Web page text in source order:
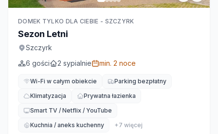
DOMEK TYLKO DLA CIEBIE - SZCZYRK
Sezon Letni
Szczyrk
6 gości 2 sypialnie min. 2 noce
Wi-Fi w całym obiekcie
Parking bezpłatny
Klimatyzacja
Prywatna łazienka
Smart TV / Netflix / YouTube
Kuchnia / aneks kuchenny
+7 więcej